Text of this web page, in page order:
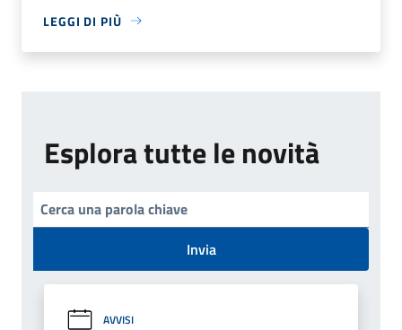
LEGGI DI PIÙ
Esplora tutte le novità
Invia
AVVISI